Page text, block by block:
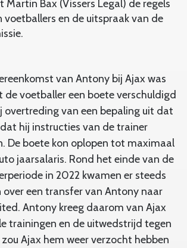
Martin Bax (Vissers Legal) de regels
voetballers en de uitspraak van de
van Antony bij Ajax was
de voetballer een boete verschuldigd
overtreding van een bepaling uit dat
hij instructies van de trainer
De boete kon oplopen tot maximaal
jaarsalaris. Rond het einde van de
in 2022 kwamen er steeds
over een transfer van Antony naar
Antony kreeg daarom van Ajax
trainingen en de uitwedstrijd tegen
Ajax hem weer verzocht hebben